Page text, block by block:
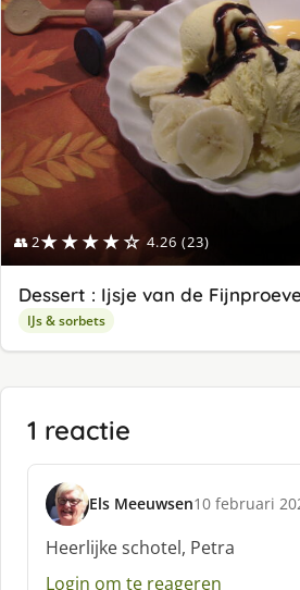
👥 2★★★★☆ 4.26 (23)
Dessert : Ijsje van de
IJs & sorbets
1 reactie
Els Meeuwsen
s
c
h
r
10 februari
Heerlijke schotel, Petra
Login om te reageren